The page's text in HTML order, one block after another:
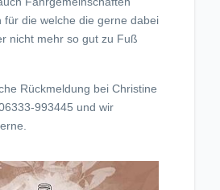
für die welche die gerne dabei
nicht mehr so gut zu Fuß
Rückmeldung bei Christine
993445 und wir